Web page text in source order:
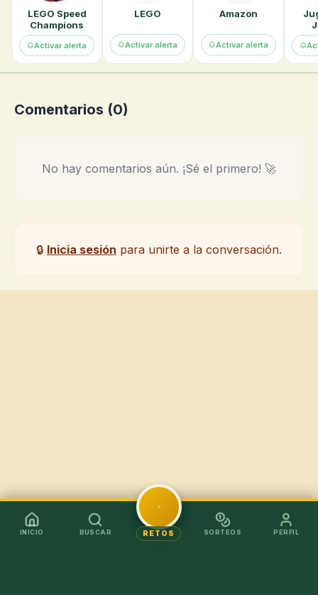
LEGO Speed
Champions
Activar alerta
LEGO
Activar alerta
Amazon
Activar alerta
Comentarios (0)
No hay comentarios aún. ¡Sé el primero! 🚀
🔒 Inicia sesión para unirte a la conversación.
INICIO BUSCAR RETOS SORTEOS PERFIL